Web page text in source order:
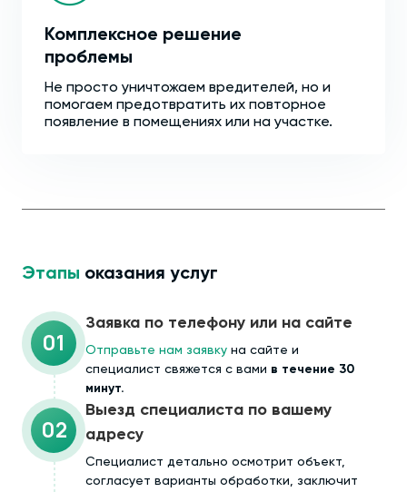
Комплексное решение
проблемы
Не просто уничтожаем вредителей, но и
помогаем предотвратить их повторное
появление в помещениях или на участке.
Этапы оказания услуг
01
Заявка по телефону или на сайте
Отправьте нам заявку на сайте и
специалист свяжется с вами в течение 30
минут.
02
Выезд специалиста по вашему
адресу
Cпециалист детально осмотрит объект,
согласует варианты обработки, заключит